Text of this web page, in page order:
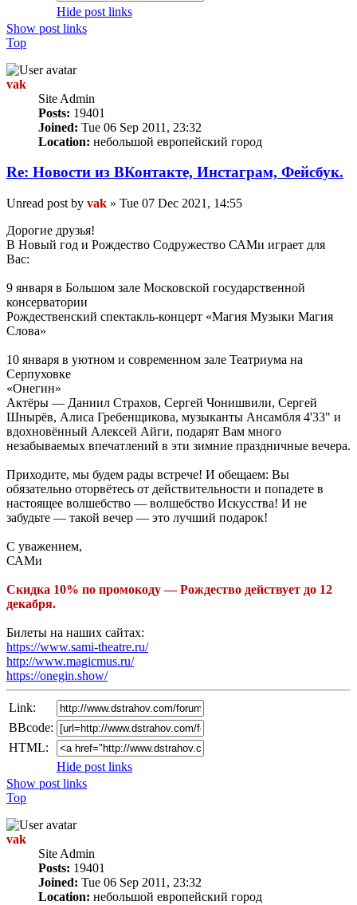
Hide post links
Show post links
Top
vak
Site Admin
Posts: 19401
Joined: Tue 06 Sep 2011, 23:32
Location: небольшой европейский город
Re: Новости из ВКонтакте, Инстаграм, Фейсбук.
Unread post by vak » Tue 07 Dec 2021, 14:55
Дорогие друзья!
В Новый год и Рождество Содружество САМи играет для
Вас:
9 января в Большом зале Московской государственной
консерватории
Рождественский спектакль-концерт «Магия Музыки Магия
Слова»
10 января в уютном и современном зале Театриума на
Серпуховке
«Онегин»
Актёры — Даниил Страхов, Сергей Чонишвили, Сергей
Шнырёв, Алиса Гребенщикова, музыканты Ансамбля 4'33" и
вдохновённый Алексей Айги, подарят Вам много
незабываемых впечатлений в эти зимние праздничные вечера.
Приходите, мы будем рады встрече! И обещаем: Вы
обязательно оторвётесь от действительности и попадете в
настоящее волшебство — волшебство Искусства! И не
забудьте — такой вечер — это лучший подарок!
С уважением,
САМи
Скидка 10% по промокоду — Рождество действует до 12
декабря.
Билеты на наших сайтах:
https://www.sami-theatre.ru/
http://www.magicmus.ru/
https://onegin.show/
Link:
BBcode:
HTML:
Hide post links
Show post links
Top
vak
Site Admin
Posts: 19401
Joined: Tue 06 Sep 2011, 23:32
Location: небольшой европейский город